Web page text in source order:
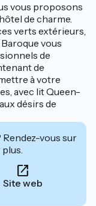
vous proposons
de charme.
verts extérieurs,
vous
de
de
à votre
avec lit Queen-
désirs de
Rendez-vous sur
Site web